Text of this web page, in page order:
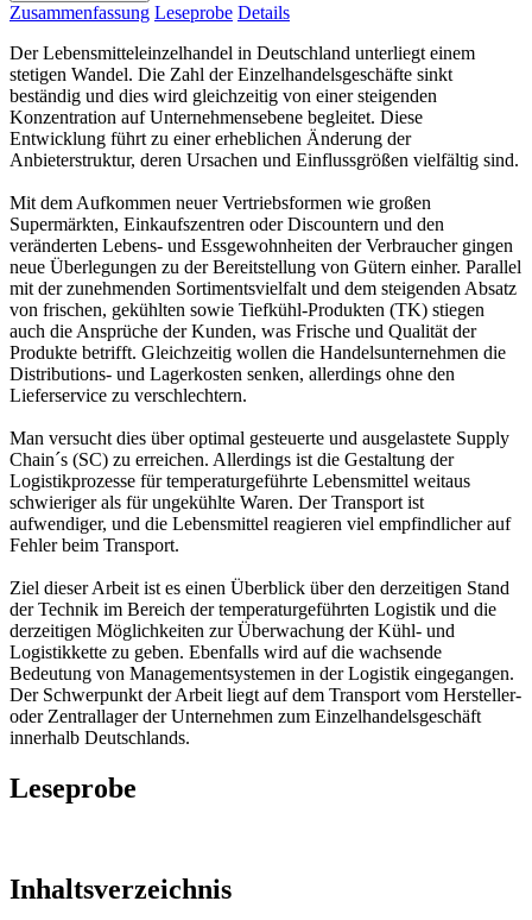
Zusammenfassung Leseprobe Details
Der Lebensmitteleinzelhandel in Deutschland unterliegt einem
stetigen Wandel. Die Zahl der Einzelhandelsgeschäfte sinkt
beständig und dies wird gleichzeitig von einer steigenden
Konzentration auf Unternehmensebene begleitet. Diese
Entwicklung führt zu einer erheblichen Änderung der
Anbieterstruktur, deren Ursachen und Einflussgrößen vielfältig sind.
Mit dem Aufkommen neuer Vertriebsformen wie großen
Supermärkten, Einkaufszentren oder Discountern und den
veränderten Lebens- und Essgewohnheiten der Verbraucher gingen
neue Überlegungen zu der Bereitstellung von Gütern einher. Parallel
mit der zunehmenden Sortimentsvielfalt und dem steigenden Absatz
von frischen, gekühlten sowie Tiefkühl-Produkten (TK) stiegen
auch die Ansprüche der Kunden, was Frische und Qualität der
Produkte betrifft. Gleichzeitig wollen die Handelsunternehmen die
Distributions- und Lagerkosten senken, allerdings ohne den
Lieferservice zu verschlechtern.
Man versucht dies über optimal gesteuerte und ausgelastete Supply
Chain´s (SC) zu erreichen. Allerdings ist die Gestaltung der
Logistikprozesse für temperaturgeführte Lebensmittel weitaus
schwieriger als für ungekühlte Waren. Der Transport ist
aufwendiger, und die Lebensmittel reagieren viel empfindlicher auf
Fehler beim Transport.
Ziel dieser Arbeit ist es einen Überblick über den derzeitigen Stand
der Technik im Bereich der temperaturgeführten Logistik und die
derzeitigen Möglichkeiten zur Überwachung der Kühl- und
Logistikkette zu geben. Ebenfalls wird auf die wachsende
Bedeutung von Managementsystemen in der Logistik eingegangen.
Der Schwerpunkt der Arbeit liegt auf dem Transport vom Hersteller-
oder Zentrallager der Unternehmen zum Einzelhandelsgeschäft
innerhalb Deutschlands.
Leseprobe
Inhaltsverzeichnis